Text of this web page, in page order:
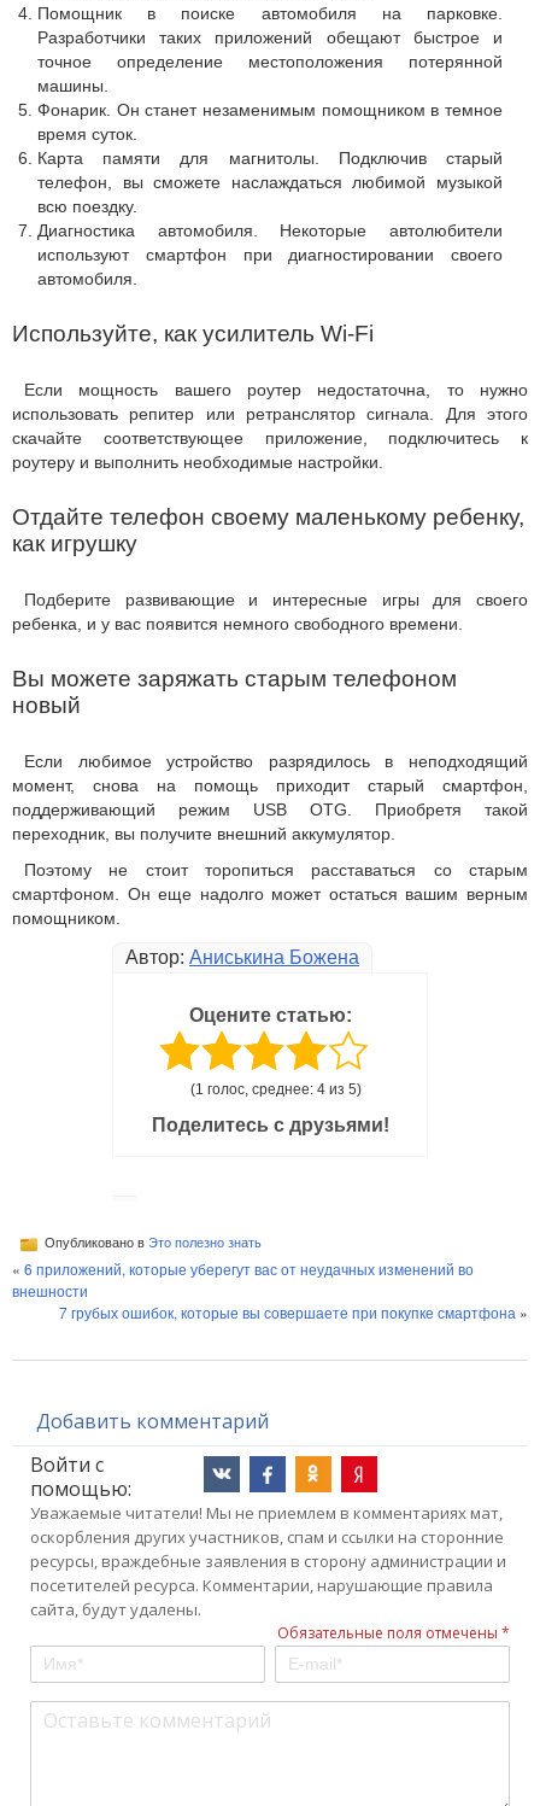
Помощник в поиске автомобиля на парковке.
Разработчики таких приложений обещают быстрое и
точное определение местоположения потерянной
машины.
Фонарик. Он станет незаменимым помощником в темное
время суток.
Карта памяти для магнитолы. Подключив старый
телефон, вы сможете наслаждаться любимой музыкой
всю поездку.
Диагностика автомобиля. Некоторые автолюбители
используют смартфон при диагностировании своего
автомобиля.
Используйте, как усилитель Wi-Fi
Если мощность вашего роутер недостаточна, то нужно
использовать репитер или ретранслятор сигнала. Для этого
скачайте соответствующее приложение, подключитесь к
роутеру и выполнить необходимые настройки.
Отдайте телефон своему маленькому ребенку,
как игрушку
Подберите развивающие и интересные игры для своего
ребенка, и у вас появится немного свободного времени.
Вы можете заряжать старым телефоном
новый
Если любимое устройство разрядилось в неподходящий
момент, снова на помощь приходит старый смартфон,
поддерживающий режим USB OTG. Приобретя такой
переходник, вы получите внешний аккумулятор.
Поэтому не стоит торопиться расставаться со старым
смартфоном. Он еще надолго может остаться вашим верным
помощником.
Автор: Аниськина Божена
Оцените статью:
(1 голос, среднее: 4 из 5)
Поделитесь с друзьями!
Опубликовано в Это полезно знать
« 6 приложений, которые уберегут вас от неудачных изменений во
внешности
7 грубых ошибок, которые вы совершаете при покупке смартфона »
Добавить комментарий
Войти с
помощью:
Уважаемые читатели! Мы не приемлем в комментариях мат,
оскорбления других участников, спам и ссылки на сторонние
ресурсы, враждебные заявления в сторону администрации и
посетителей ресурса. Комментарии, нарушающие правила
сайта, будут удалены.
Обязательные поля отмечены *